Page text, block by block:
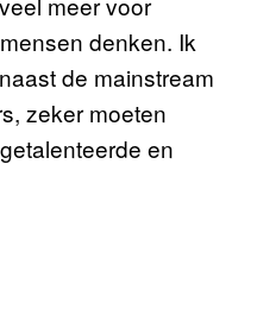
denken. Ik
de mainstream
zeker moeten
en